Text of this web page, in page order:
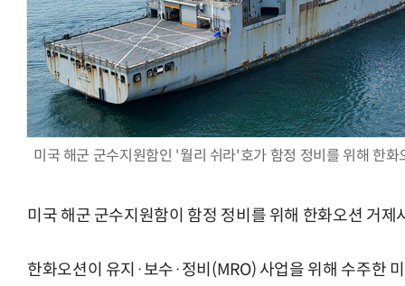
미국 해군 군수지원함인 '월리 쉬라'호가 함정 정비를 위해 한
미국 해군 군수지원함이 함정 정비를 위해 한화오션 거제
한화오션이 유지·보수·정비(MRO) 사업을 위해 수주한
AI Native Enterprise를 지원하는 AI Ready Data